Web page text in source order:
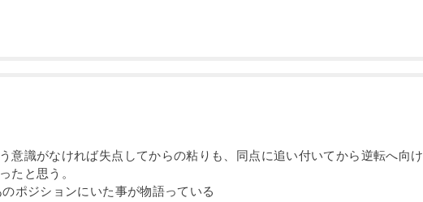
意識がなければ失点してからの粘りも、同点に追い付いてから逆転へ向け
たと思う。
ポジションにいた事が物語っている